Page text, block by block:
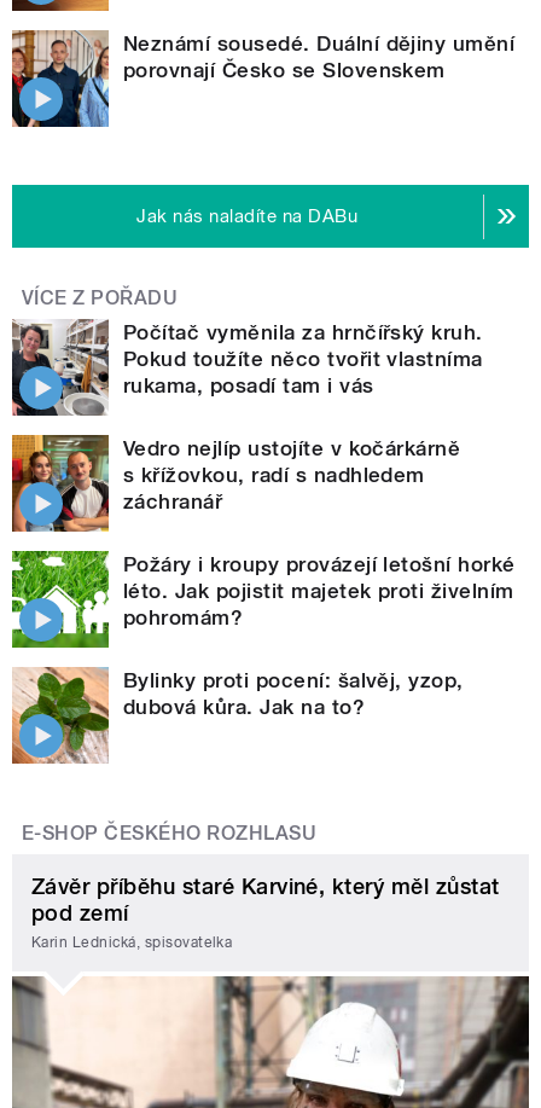
Neznámí sousedé. Duální dějiny umění
porovnají Česko se Slovenskem
Jak nás naladíte na DABu
VÍCE Z POŘADU
Počítač vyměnila za hrnčířský kruh.
Pokud toužíte něco tvořit vlastníma
rukama, posadí tam i vás
Vedro nejlíp ustojíte v kočárkárně
s křížovkou, radí s nadhledem
záchranář
Požáry i kroupy provázejí letošní horké
léto. Jak pojistit majetek proti živelním
pohromám?
Bylinky proti pocení: šalvěj, yzop,
dubová kůra. Jak na to?
E-SHOP ČESKÉHO ROZHLASU
Závěr příběhu staré Karviné, který měl zůstat
pod zemí
Karin Lednická, spisovatelka